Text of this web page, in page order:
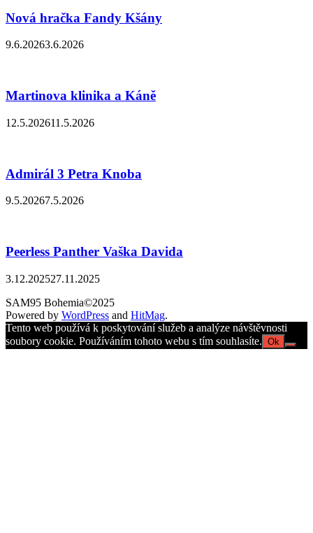
Nová hračka Fandy Kšány
9.6.20263.6.2026
Martinova klinika a Káně
12.5.202611.5.2026
Admirál 3 Petra Knoba
9.5.20267.5.2026
Peerless Panther Vaška Davida
3.12.202527.11.2025
SAM95 Bohemia©2025
Powered by WordPress and HitMag.
Tento web používá k poskytování služeb a analýze návštěvnosti
soubory cookie. Používáním tohoto webu s tím souhlasíte. Ok